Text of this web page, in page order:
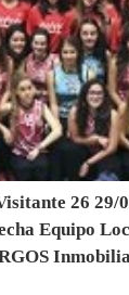
26
Equipo